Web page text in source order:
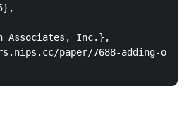
Associates, Inc.},
paper/7688-adding-